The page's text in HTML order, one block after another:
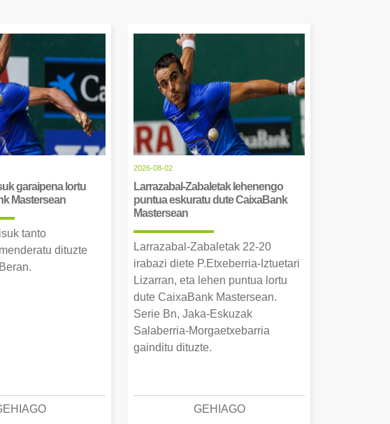
garaipena lortu
Mastersean
tanto
dituzte
2026-08-02
Larrazabal-Zabaletak lehenengo
puntua eskuratu dute CaixaBank
Mastersean
Larrazabal-Zabaletak 22-20
irabazi diete P.Etxeberria-Iztuetari
Lizarran, eta lehen puntua lortu
dute CaixaBank Mastersean.
Serie Bn, Jaka-Eskuzak
Salaberria-Morgaetxebarria
gainditu dituzte.
GEHIAGO